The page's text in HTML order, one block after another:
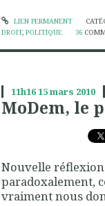
LIEN PERMANENT
DROIT, POLITIQUE 36
11h1615mars 2010
MoDem, le
Nouvelle réflexion
paradoxalement,
vraiment nous